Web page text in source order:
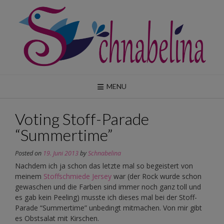
content
MENU
Voting Stoff-Parade
“Summertime”
Posted on 19. Juni 2013bySchnabelina
Nachdem ich ja schon das letzte mal so begeistert von
meinem Stoffschmiede Jersey war (der Rock wurde schon
gewaschen und die Farben sind immer noch ganz toll und
es gab kein Peeling) musste ich dieses mal bei der Stoff-
Parade “Summertime” unbedingt mitmachen. Von mir gibt
es Obstsalat mit Kirschen.